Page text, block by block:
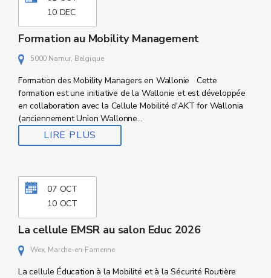
10 DEC
Formation au Mobility Management
5000 Namur, Belgique
Formation des Mobility Managers en Wallonie Cette
formation est une initiative de la Wallonie et est développée
en collaboration avec la Cellule Mobilité d'AKT for Wallonia
(anciennement Union Wallonne...
LIRE PLUS
07 OCT
10 OCT
La cellule EMSR au salon Educ 2026
Wex, Marche-en-Famenne
La cellule Éducation à la Mobilité et à la Sécurité Routière